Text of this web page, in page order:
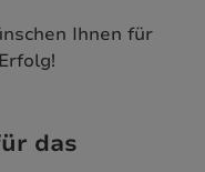
Ihnen für
das